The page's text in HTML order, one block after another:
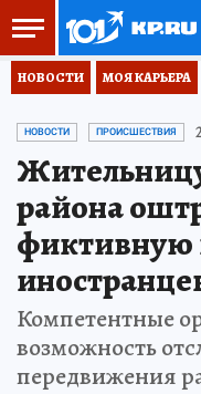
НОВОСТИ МОЯ КАРЬЕРА
НОВОСТИ ПРОИСШЕСТВИЯ
района
фиктивную
Компетентные
возможность
передвижения